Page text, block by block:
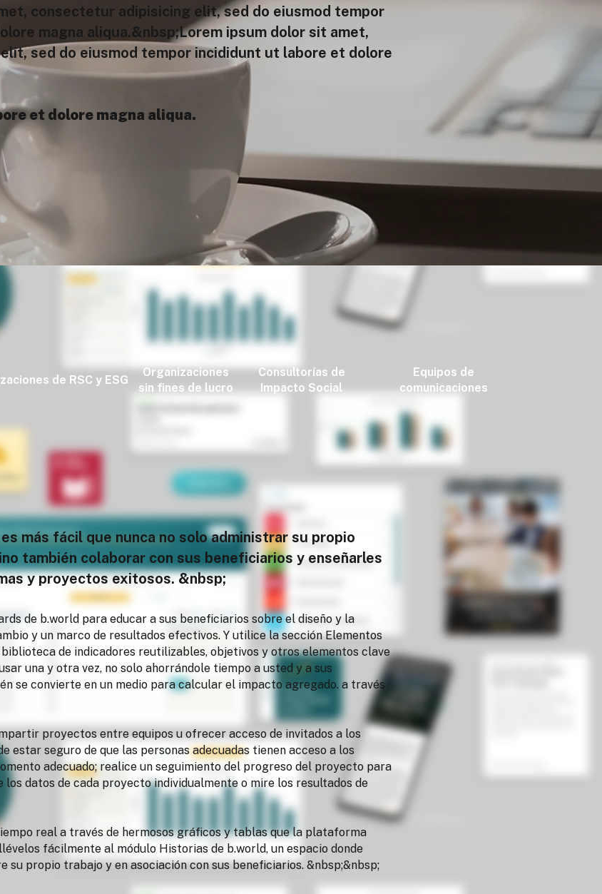
consectetur adipisicing elit, sed do eiusmod tempor
magna aliqua.&nbsp;Lorem ipsum dolor sit amet,
sed do eiusmod tempor incididunt ut labore et dolore
et dolore magna aliqua.
más fácil que nunca no solo administrar su propio
también colaborar con sus beneficiarios y enseñarles
y proyectos exitosos. &nbsp;
de b.world para educar a sus beneficiarios sobre el diseño y la
y un marco de resultados efectivos. Y utilice la sección Elementos
de indicadores reutilizables, objetivos y otros elementos clave
una y otra vez, no solo ahorrándole tiempo a usted y a sus
se convierte en un medio para calcular el impacto agregado. a través
proyectos entre equipos u ofrecer acceso de invitados a los
estar seguro de que las personas adecuadas tienen acceso a los
adecuado; realice un seguimiento del progreso del proyecto para
los datos de cada proyecto individualmente o mire los resultados de
real a través de hermosos gráficos y tablas que la plataforma
fácilmente al módulo Historias de b.world, un espacio donde
su propio trabajo y en asociación con sus beneficiarios. &nbsp;&nbsp;
de RSC y ESG
Organizaciones
sin fines de lucro
Consultorías de
Impacto Social
Equipos de
comunicaciones